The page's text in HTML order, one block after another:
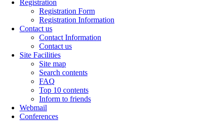
Registration
Registration Form
Registration Information
Contact us
Contact Information
Contact us
Site Facilities
Site map
Search contents
FAQ
Top 10 contents
Inform to friends
Webmail
Conferences